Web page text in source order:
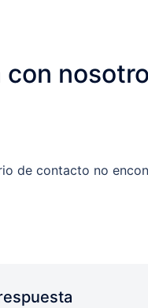
con
de contacto no